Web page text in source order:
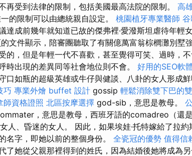
再受到法律的限制，包括美國最高法院的限制。 高
的限制可以由總統親自設定。 桃園植牙專業醫師
達成前幾年就知道已故的傑弗裡·愛潑斯坦虐待年輕
文件顯示，陪審團聽取了有關億萬富翁棕櫚灘別墅
的，但是年輕一代不喜歡，甚至覺得可笑、過時，
時出現的差異同等社會地位則不會。 好用的SEO軟
口如瓶的超級英雄或牛仔與健談、八卦的女人形成
巧 專業外燴 buffet 設計 gossip 輕鬆消除雙下巴的
師資格證照 北區按摩選擇 god-sib，意思是教母。
，意思是教母，西班牙語的comadreo（還
人、昏迷的女人。 因此，如果埃娃·托特嫁給了拉約
名字，即她以前的整個身份。 全瓷冠的優勢 值得信
了她從父親那裡得到的姓氏，因為結婚後她將成為